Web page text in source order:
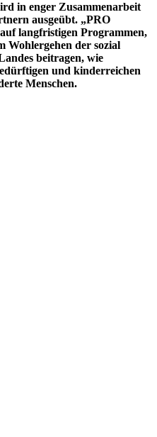
in enger Zusammenarbeit
ausgeübt. „PRO
langfristigen Programmen,
Wohlergehen der sozial
beitragen, wie
und kinderreichen
Menschen.